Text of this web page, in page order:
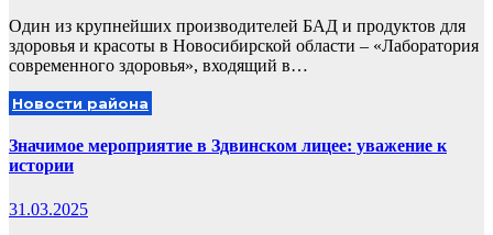
Один из крупнейших производителей БАД и продуктов для
здоровья и красоты в Новосибирской области – «Лаборатория
современного здоровья», входящий в…
Новости района
Значимое мероприятие в Здвинском лицее: уважение к
истории
31.03.2025